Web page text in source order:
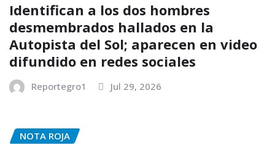
Identifican a los dos hombres
desmembrados hallados en la
Autopista del Sol; aparecen en video
difundido en redes sociales
Reportegro1 Jul 29, 2026
NOTA ROJA